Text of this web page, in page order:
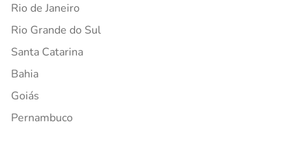
Rio de Janeiro
Rio Grande do Sul
Santa Catarina
Bahia
Goiás
Pernambuco